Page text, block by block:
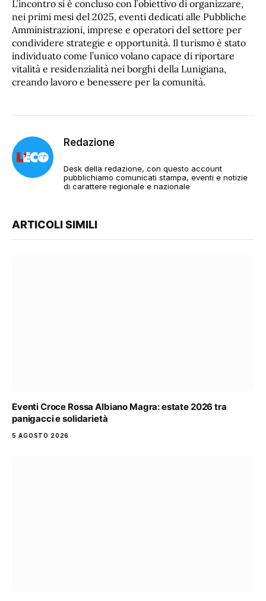
L’incontro si è concluso con l’obiettivo di organizzare,
nei primi mesi del 2025, eventi dedicati alle Pubbliche
Amministrazioni, imprese e operatori del settore per
condividere strategie e opportunità. Il turismo è stato
individuato come l’unico volano capace di riportare
vitalità e residenzialità nei borghi della Lunigiana,
creando lavoro e benessere per la comunità.
Redazione
Desk della redazione, con questo account
pubblichiamo comunicati stampa, eventi e notizie
di carattere regionale e nazionale
ARTICOLI SIMILI
Eventi Croce Rossa Albiano Magra: estate 2026 tra
panigacci e solidarietà
5 AGOSTO 2026